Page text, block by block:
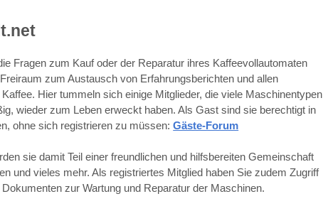
Fragen zum Kauf oder der Reparatur ihres Kaffeevollautomaten
zum Austausch von Erfahrungsberichten und allen
Hier tummeln sich einige Mitglieder, die viele Maschinentypen
wieder zum Leben erweckt haben. Als Gast sind sie berechtigt in
ohne sich registrieren zu müssen:Gäste-Forum
sie damit Teil einer freundlichen und hilfsbereiten Gemeinschaft
und vieles mehr. Als registriertes Mitglied haben Sie zudem Zugriff
zur Wartung und Reparatur der Maschinen.